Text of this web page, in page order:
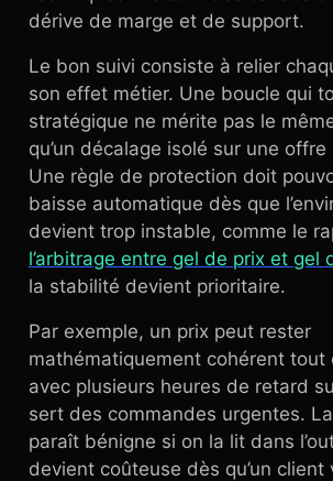
dérive de marge et de support.
Le bon suivi consiste à relier
son effet métier. Une boucle qui
stratégique ne mérite pas le
qu’un décalage isolé sur une
Une règle de protection doit
baisse automatique dès que
devient trop instable, comme le
l’arbitrage entre gel de prix et gel
la stabilité devient prioritaire.
Par exemple, un prix peut rester
mathématiquement cohérent tout
avec plusieurs heures de retard
sert des commandes urgentes.
paraît bénigne si on la lit dans
devient coûteuse dès qu’un client